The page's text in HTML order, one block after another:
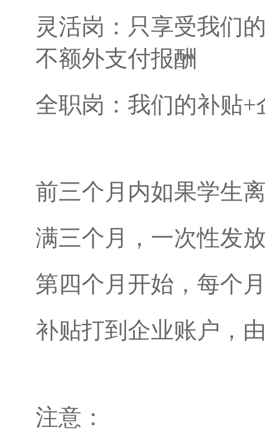
灵活岗：只享受我们
不额外支付报酬
全职岗：我们的补贴
前三个月内如果学生
满三个月，一次性发
第四个月开始，每个
补贴打到企业账户，
注意：